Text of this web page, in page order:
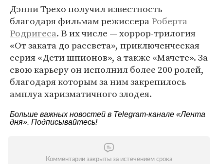
Дэнни Трехо получил известность
благодаря фильмам режиссераРоберта
Родригеса. В их числе — хоррор-трилогия
«От заката до рассвета», приключенческая
серия «Дети шпионов», а также «Мачете». За
свою карьеру он исполнил более 200 ролей,
благодаря которым за ним закрепилось
амплуа харизматичного злодея.
Больше важных новостей в Telegram-канале «Лента
дня». Подписывайтесь!
Комментарии закрыты за истечением срока